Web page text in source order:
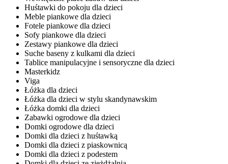
Huśtawki do pokoju dla dzieci
Meble piankowe dla dzieci
Fotele piankowe dla dzieci
Sofy piankowe dla dzieci
Zestawy piankowe dla dzieci
Suche baseny z kulkami dla dzieci
Tablice manipulacyjne i sensoryczne dla dzieci
Masterkidz
Viga
Łóżka dla dzieci
Łóżka dla dzieci w stylu skandynawskim
Łóżka domki dla dzieci
Zabawki ogrodowe dla dzieci
Domki ogrodowe dla dzieci
Domki dla dzieci z huśtawką
Domki dla dzieci z piaskownicą
Domki dla dzieci z podestem